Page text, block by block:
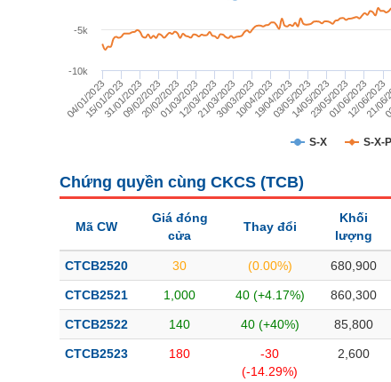
S-X S-X-
04/01/2023
15/01/2023
31/01/2023
09/02/2023
20/02/2023
01/03/2023
12/03/2023
21/03/2023
30/03/2023
10/04/2023
19/04/2023
03/05/2023
14/05/2023
23/05/2023
01/06/2023
12/06/2023
21/
-10k
-5k
Chứng quyền cùng CKCS (TCB)
Mã CW
Giá đóng
cửa
Thay đổi
Khối
lượng
CTCB2520 30 (0.00%) 680,900
CTCB2521 1,000 40 (+4.17%) 860,300
CTCB2522 140 40 (+40%) 85,800
CTCB2523 180
-30
(-14.29%)
2,600
CHĂM SÓC SỨC KHỎE
CÔNG NGHỆ THÔNG TIN
BẤT ĐỘNG SẢN
Mã chứng khoán(-)
Cổ phiếu Chỉ số Chứng chỉ quỹ Chứng
Lãnh đạo(-)
Người liên quan